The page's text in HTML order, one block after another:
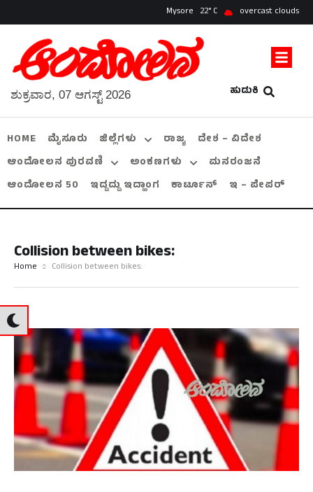
Mysore 22 overcast clouds
ಹುಡುಕಿ
ಶುಕ್ರವಾರ, 07 ಆಗಸ್ಟ್ 2026
HOME ಮೈಸೂರು ಜಿಲ್ಲೆಗಳು ರಾಜ್ಯ
ದೇಶ – ವಿದೇಶ
ಆಂದೋಲನ ಪುರವಣಿ
ಅಂಕಣಗಳು
ಮನರಂಜನೆ
ಆಂದೋಲನ 50
ಇದ್ದದ್ದು ಇದ್ಹಾಂಗ ಕಾರ್ಟೂನ್ ಇ – ಪೇಪರ್
Collision between bikes:
Home Collision between bikes: